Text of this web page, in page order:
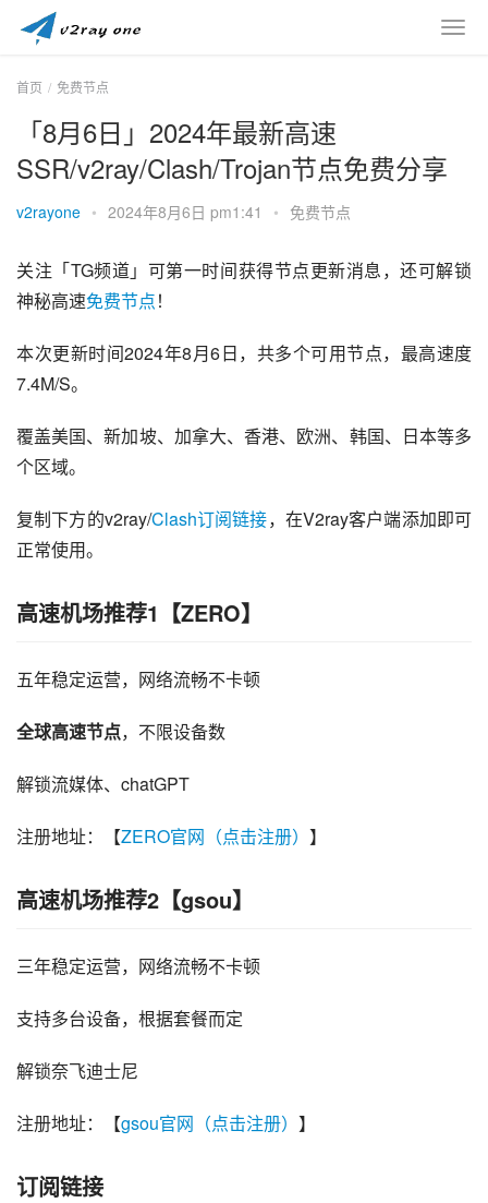
首页 免费节点
「8月6日」2024年最新高速
SSR/v2ray/Clash/Trojan节点免费分享
v2rayone • 2024年8月6日 pm1:41 • 免费节点
关注「TG频道」可第一时间获得节点更新消息，还可解锁
神秘高速免费节点！
本次更新时间2024年8月6日，共多个可用节点，最高速度
7.4M/S。
覆盖美国、新加坡、加拿大、香港、欧洲、韩国、日本等多
个区域。
复制下方的v2ray/Clash订阅链接，在V2ray客户端添加即可
正常使用。
高速机场推荐1【ZERO】
五年稳定运营，网络流畅不卡顿
全球高速节点，不限设备数
解锁流媒体、chatGPT
注册地址：【ZERO官网（点击注册） 】
高速机场推荐2【gsou】
三年稳定运营，网络流畅不卡顿
支持多台设备，根据套餐而定
解锁奈飞迪士尼
注册地址：【gsou官网（点击注册） 】
订阅链接